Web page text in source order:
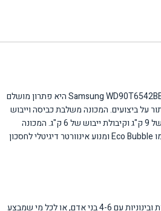
מכונת הכביסה המשולבת מייבש Samsung WD90T6542BE היא פתרון מושלם
על ביצועים. המכונה משלבת כביסה וייבוש
באותו מכשיר, עם קיבולת כביסה של 9 ק"ג וקיבולת ייבוש של 6 ק"ג. המכונה
מצוידת בטכנולוגיות מתקדמות כמו Eco Bubble ומנוע אינוורטר דיגיטלי לחסכון
המכונה מתאימה למשפחות גדולות ובינוניות עם 4-6 בני אדם, או לכל מי שמבצע